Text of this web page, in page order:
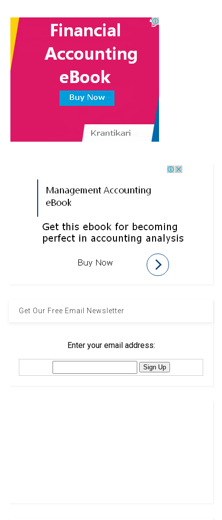
Get Our Free Email Newsletter
Enter your email address: